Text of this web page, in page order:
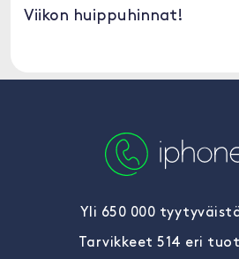
Viikon huippuhinnat!
Yli 650 000
Tarvikkeet 514 eri